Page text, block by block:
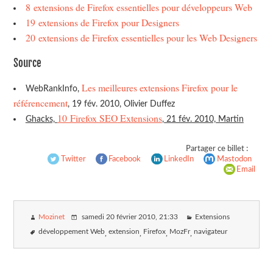
8 extensions de Firefox essentielles pour développeurs Web
19 extensions de Firefox pour Designers
20 extensions de Firefox essentielles pour les Web Designers
Source
WebRankInfo, Les meilleures extensions Firefox pour le
référencement, 19 fév. 2010, Olivier Duffez
Ghacks, 10 Firefox SEOExtensions, 21 fév. 2010, Martin
Partager ce billet :
Twitter
Facebook LinkedIn
Mastodon
Email
Mozinet samedi 20 février 2010, 21:33 Extensions
développement Web extension Firefox MozFr navigateur